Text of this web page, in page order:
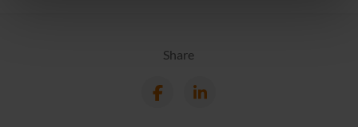
con altre informazioni che hai fornito loro o che hanno
Share